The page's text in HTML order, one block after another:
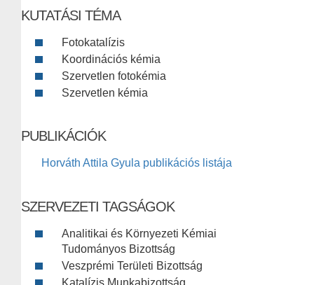
KUTATÁSI TÉMA
Fotokatalízis
Koordinációs kémia
Szervetlen fotokémia
Szervetlen kémia
PUBLIKÁCIÓK
Horváth Attila Gyula publikációs listája
SZERVEZETI TAGSÁGOK
Analitikai és Környezeti Kémiai
Tudományos Bizottság
Veszprémi Területi Bizottság